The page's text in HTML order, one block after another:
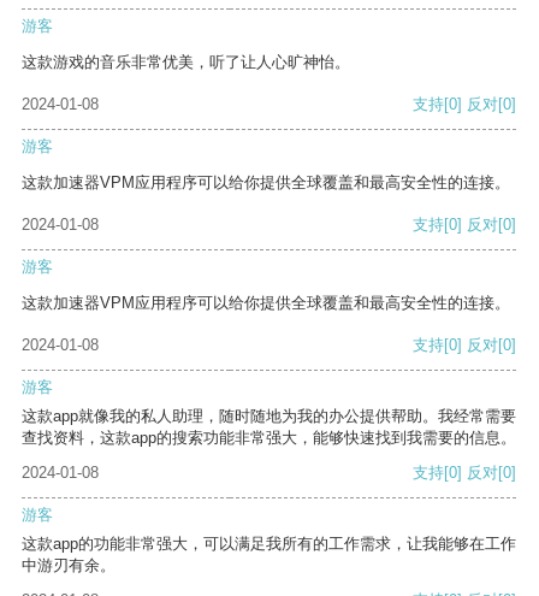
游客
这款游戏的音乐非常优美，听了让人心旷神怡。
2024-01-08 支持[0] 反对[0]
游客
这款加速器VPM应用程序可以给你提供全球覆盖和最高安全性的连接。
2024-01-08 支持[0] 反对[0]
游客
这款加速器VPM应用程序可以给你提供全球覆盖和最高安全性的连接。
2024-01-08 支持[0] 反对[0]
游客
这款app就像我的私人助理，随时随地为我的办公提供帮助。我经常需要
查找资料，这款app的搜索功能非常强大，能够快速找到我需要的信息。
2024-01-08
支持[0] 反对[0]
游客
这款app的功能非常强大，可以满足我所有的工作需求，让我能够在工作
中游刃有余。